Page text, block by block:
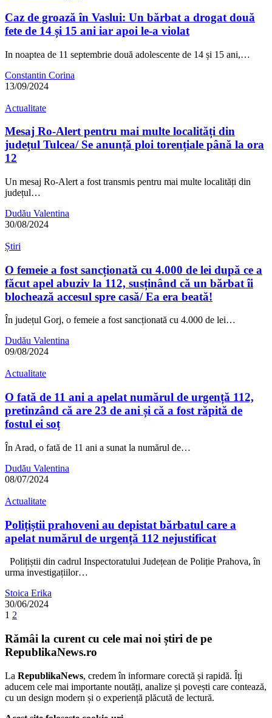
Caz de groază în Vaslui: Un bărbat a drogat două
fete de 14 și 15 ani iar apoi le-a violat
In noaptea de 11 septembrie două adolescente de 14 și 15 ani,…
Constantin Corina
13/09/2024
Actualitate
Mesaj Ro-Alert pentru mai multe localități din
județul Tulcea/ Se anunță ploi torențiale până la ora
12
Un mesaj Ro-Alert a fost transmis pentru mai multe localități din
județul…
Dudău Valentina
30/08/2024
Știri
O femeie a fost sancționată cu 4.000 de lei după ce a
făcut apel abuziv la 112, susținând că un bărbat îi
blochează accesul spre casă/ Ea era beată!
În județul Gorj, o femeie a fost sancționată cu 4.000 de lei…
Dudău Valentina
09/08/2024
Actualitate
O fată de 11 ani a apelat numărul de urgență 112,
pretinzând că are 23 de ani și că a fost răpită de
fostul ei soț
În Arad, o fată de 11 ani a sunat la numărul de…
Dudău Valentina
08/07/2024
Actualitate
Polițiștii prahoveni au depistat bărbatul care a
apelat numărul de urgență 112 nejustificat
Polițiștii din cadrul Inspectoratului Județean de Poliție Prahova, în
urma investigațiilor…
Stoica Erika
30/06/2024
1 2
Rămâi la curent cu cele mai noi știri de pe
RepublikaNews.ro
La RepublikaNews, credem în informare corectă și rapidă. Îți
aducem cele mai importante noutăți, analize și povești care contează,
cu un design modern și o experiență plăcută de lectură.